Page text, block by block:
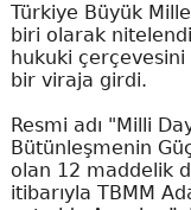
Türkiye Büyük
biri olarak
hukuki
bir viraja girdi.
Resmi adı "Milli
Bütünleşmenin
olan 12 maddelik
itibarıyla TBMM